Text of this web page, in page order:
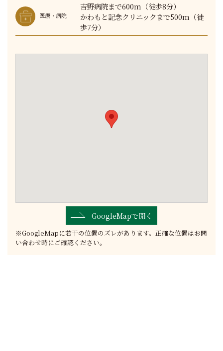
医療・病院
吉野病院まで600m（徒歩8分）
かわもと記念クリニックまで500m（徒
歩7分）
GoogleMapで開く
※GoogleMapに若干の位置のズレがあります。正確な位置はお問
い合わせ時にご確認ください。